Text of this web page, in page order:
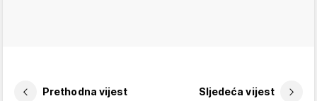
Prethodna vijest Sljedeća vijest